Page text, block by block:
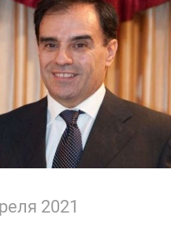
2021